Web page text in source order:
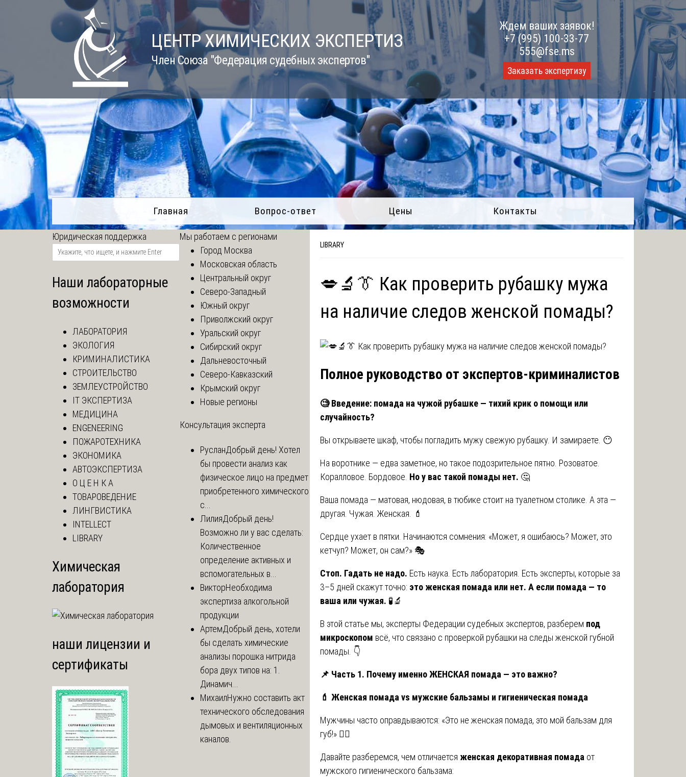
ЦЕНТР ХИМИЧЕСКИХ ЭКСПЕРТИЗ
Член Союза "Федерация судебных экспертов"
Ждем ваших заявок!
+7 (995) 100-33-77
555@fse.ms
Заказать экспертизу
Главная Вопрос-ответ Цены Контакты
LIBRARY
💋🔬👔 Как проверить рубашку мужа
на наличие следов женской помады?
Полное руководство от экспертов-криминалистов
🧐Введение: помада на чужой рубашке — тихий крик о помощи или
случайность?
Вы открываете шкаф, чтобы погладить мужу свежую рубашку. И замираете. 😶
На воротнике — едва заметное, но такое подозрительное пятно. Розоватое.
Коралловое. Бордовое. Но у вас такой помады нет. 🤔
Ваша помада — матовая, нюдовая, в тюбике стоит на туалетном столике. А эта —
другая. Чужая. Женская. 💄
Сердце ухает в пятки. Начинаются сомнения: «Может, я ошибаюсь? Может, это
кетчуп? Может, он сам?» 🎭
Стоп. Гадать не надо. Есть наука. Есть лаборатория. Есть эксперты, которые за
3–5 дней скажут точно: это женская помада или нет. А если помада — то
ваша или чужая. 🧪🔬
В этой статье мы, эксперты Федерации судебных экспертов, разберем под
микроскопом всё, что связано с проверкой рубашки на следы женской губной
помады. 👇
📌 Часть 1. Почему именно ЖЕНСКАЯ помада — это важно?
💄 Женская помада vs мужские бальзамы и гигиеническая помада
Мужчины часто оправдываются: «Это не женская помада, это мой бальзам для
губ!» 🧔‍♂️
Давайте разберемся, чем отличается женская декоративная помада от
мужского гигиенического бальзама:
Юридическая поддержка
Наши лабораторные
возможности
ЛАБОРАТОРИЯ
ЭКОЛОГИЯ
КРИМИНАЛИСТИКА
СТРОИТЕЛЬСТВО
ЗЕМЛЕУСТРОЙСТВО
IT ЭКСПЕРТИЗА
МЕДИЦИНА
ENGENEERING
ПОЖАРОТЕХНИКА
ЭКОНОМИКА
АВТОЭКСПЕРТИЗА
О Ц Е Н К А
ТОВАРОВЕДЕНИЕ
ЛИНГВИСТИКА
INTELLECT
LIBRARY
Химическая
лаборатория
наши лицензии и
сертификаты
Мы работаем с регионами
Город Москва
Московская область
Центральный округ
Северо-Западный
Южный округ
Приволжский округ
Уральский округ
Сибирский округ
Дальневосточный
Северо-Кавказский
Крымский округ
Новые регионы
Консультация эксперта
РусланДобрый день! Хотел
бы провести анализ как
физическое лицо на предмет
приобретенного химического
с...
ЛилияДобрый день!
Возможно ли у вас сделать:
Количественное
определение активных и
вспомогательных в...
ВикторНеобходима
экспертиза алкогольной
продукции
АртемДобрый день, хотели
бы сделать химические
анализы порошка нитрида
бора двух типов на: 1.
Динамич...
МихаилНужно составить акт
технического обследования
дымовых и вентиляционных
каналов.